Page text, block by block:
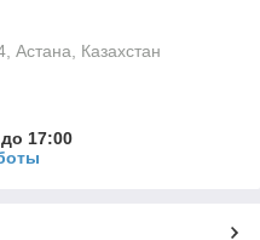
Астана, Казахстан
17:00